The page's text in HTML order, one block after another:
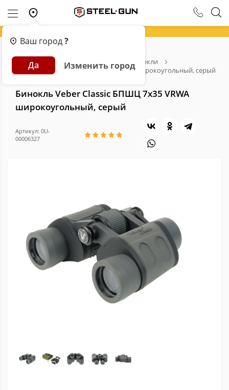
Ваш город?
Да Изменить город
Главная Каталог
Бинокли
Бинокль Veber Classic БПШЦ 7х35 VRWA широкоугольный, серый
Бинокль Veber Classic БПШЦ 7х35 VRWA
широкоугольный, серый
Артикул: 0U-
00006327